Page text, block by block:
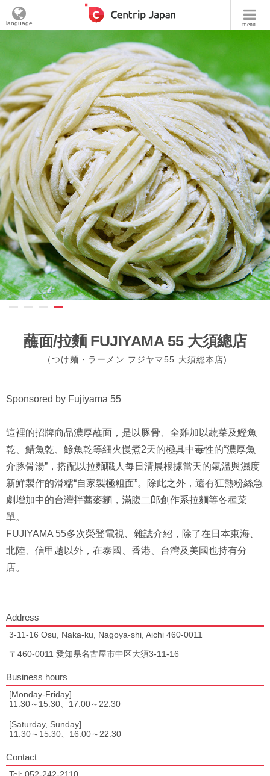
menu
language
蘸面/拉麵 FUJIYAMA 55 大須總店
（つけ麺・ラーメン フジヤマ55 大須総本店)
Sponsored by Fujiyama 55
這裡的招牌商品濃厚蘸面，是以豚骨、全雞加以蔬菜及鰹魚
乾、鯖魚乾、鯵魚乾等細火慢煮2天的極具中毒性的“濃厚魚
介豚骨湯”，搭配以拉麵職人每日清晨根據當天的氣溫與濕度
新鮮製作的滑糯“自家製極粗面”。除此之外，還有狂熱粉絲急
劇增加中的台灣拌蕎麥麵，滿腹二郎創作系拉麵等各種菜
單。
FUJIYAMA 55多次榮登電視、雜誌介紹，除了在日本東海、
北陸、信甲越以外，在泰國、香港、台灣及美國也持有分
店。
Address
3-11-16 Osu, Naka-ku, Nagoya-shi, Aichi 460-0011
〒460-0011 愛知県名古屋市中区大須3-11-16
Business hours
[Monday-Friday]
11:30～15:30、17:00～22:30
[Saturday, Sunday]
11:30～15:30、16:00～22:30
Contact